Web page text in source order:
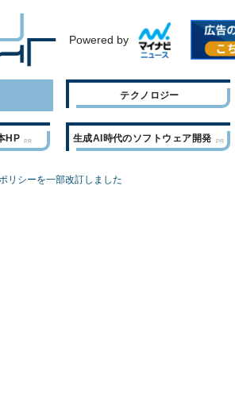
Powered by
テクノロジー
HP 生成AI時代のソフトウェア開発
リシーを一部改訂しました